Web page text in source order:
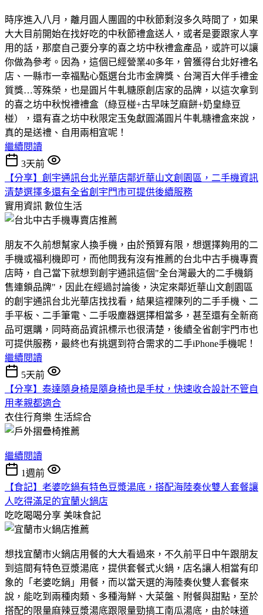
時序進入八月，離月圓人團圓的中秋節剩沒多久時間了，如果
大大目前開始在找好吃的中秋節禮盒送人，或者是要跟家人享
用的話，那麼自己要分享的喜之坊中秋禮盒產品，或許可以讓
你做為參考。因為，這個已經營業40多年，曾獲得台北好禮名
店、一縣市一幸福點心甄選台北市金牌獎、台灣百大伴手禮金
質獎…等殊榮，也是圓片牛軋糖原創店家的品牌，以這次拿到
的喜之坊中秋悅禮禮盒（綠豆椪+古早味芝麻餅+奶皇綠豆
椪），還有喜之坊中秋限定玉兔獻圓滿圓片牛軋糖禮盒來說，
真的是送禮、自用兩相宜呢！
繼續閱讀
3天前
【分享】創宇通訊台北光華店鄰近華山文創園區，二手機資訊
清楚選擇多還有全省創宇門市可提供後續服務
實用資訊 數位生活
朋友不久前想幫家人換手機，由於預算有限，想選擇夠用的二
手機或福利機即可，而他問我有沒有推薦的台北中古手機專賣
店時，自己當下就想到創宇通訊這個"全台灣最大的二手機銷
售連鎖品牌"，因此在經過討論後，決定來鄰近華山文創園區
的創宇通訊台北光華店找找看，結果這裡陳列的二手手機、二
手平板、二手筆電、二手吸塵器選擇相當多，甚至還有全新商
品可選購，同時商品資訊標示也很清楚，後續全省創宇門市也
可提供服務，最終也有挑選到符合需求的二手iPhone手機呢！
繼續閱讀
5天前
【分享】泰達隨身椅是隨身椅也是手杖，快速收合設計不管自
用孝親都適合
衣住行育樂 生活綜合
繼續閱讀
1週前
【食記】老婆吃鍋有特色豆漿湯底，搭配海陸奏伙雙人套餐讓
人吃得滿足的宜蘭火鍋店
吃吃喝喝分享 美味食記
想找宜蘭市火鍋店用餐的大大看過來，不久前平日中午跟朋友
到這間有特色豆漿湯底，提供套餐式火鍋，店名讓人相當有印
象的「老婆吃鍋」用餐，而以當天選的海陸奏伙雙人套餐來
說，能吃到兩種肉類、多種海鮮、大菜盤、附餐與甜點，至於
搭配的限量麻辣豆漿湯底跟限量勁搞工南瓜湯底，由於味道